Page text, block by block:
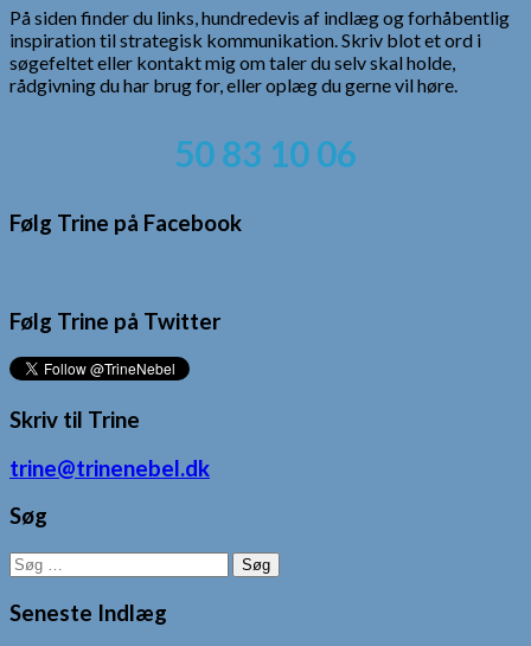
På siden finder du links, hundredevis af indlæg og forhåbentlig
inspiration til strategisk kommunikation. Skriv blot et ord i
søgefeltet eller kontakt mig om taler du selv skal holde,
rådgivning du har brug for, eller oplæg du gerne vil høre.
50 83 10 06
Følg Trine på Facebook
Følg Trine på Twitter
Skriv til Trine
trine@trinenebel.dk
Søg
Søg
efter:
Seneste Indlæg